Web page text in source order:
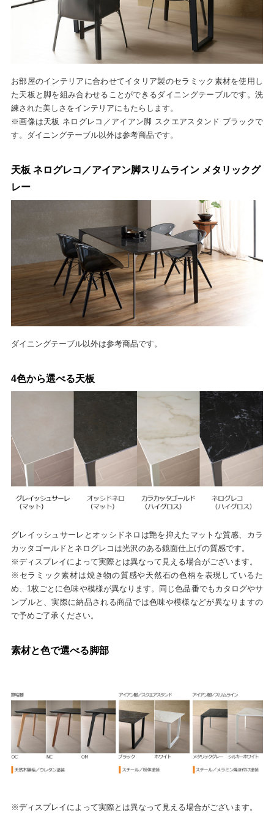
お部屋のインテリアに合わせてイタリア製のセラミック素材を使用し
た天板と脚を組み合わせることができるダイニングテーブルです。洗
練された美しさをインテリアにもたらします。
※画像は天板 ネログレコ／アイアン脚 スクエアスタンド ブラックで
す。ダイニングテーブル以外は参考商品です。
天板 ネログレコ／アイアン脚スリムライン メタリックグ
レー
ダイニングテーブル以外は参考商品です。
4色から選べる天板
グレイッシュサーレとオッシドネロは艶を抑えたマットな質感、カラ
カッタゴールドとネログレコは光沢のある鏡面仕上げの質感です。
※ディスプレイによって実際とは異なって見える場合がございます。
※セラミック素材は焼き物の質感や天然石の色柄を表現しているた
め、1枚ごとに色味や模様が異なります。同じ色品番でもカタログやサ
ンプルと、実際に納品される商品では色味や模様などが異なりますの
で予めご了承ください。
素材と色で選べる脚部
※ディスプレイによって実際とは異なって見える場合がございます。